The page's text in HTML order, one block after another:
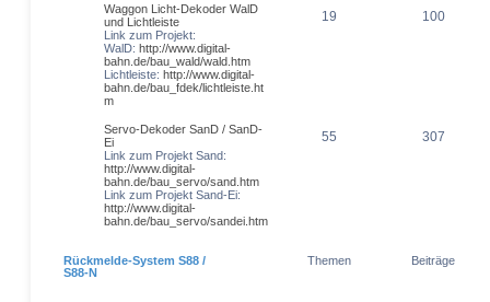
Waggon Licht-Dekoder WalD
und Lichtleiste
Link zum Projekt:
WalD: http://www.digital-
bahn.de/bau_wald/wald.htm
Lichtleiste: http://www.digital-
bahn.de/bau_fdek/lichtleiste.ht
m
19 100
Servo-Dekoder SanD / SanD-
Ei
Link zum Projekt Sand:
http://www.digital-
bahn.de/bau_servo/sand.htm
Link zum Projekt Sand-Ei:
http://www.digital-
bahn.de/bau_servo/sandei.htm
55 307
Rückmelde-System S88 /
S88-N
Themen Beiträge